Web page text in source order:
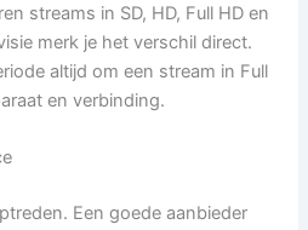
streams in SD, HD, Full HD en
merk je het verschil direct.
altijd om een stream in Full
en verbinding.
Een goede aanbieder